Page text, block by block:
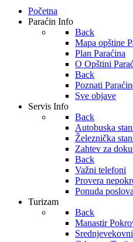
Početna
Paraćin Info
Back
Mapa opštine
Plan Paraćina
O Opštini
Back
Poznati
Sve objave
Servis Info
Back
Autobuska
Železnička
Zahtev za
Back
Važni telefoni
Provera
Ponuda poslova
Turizam
Back
Manastir